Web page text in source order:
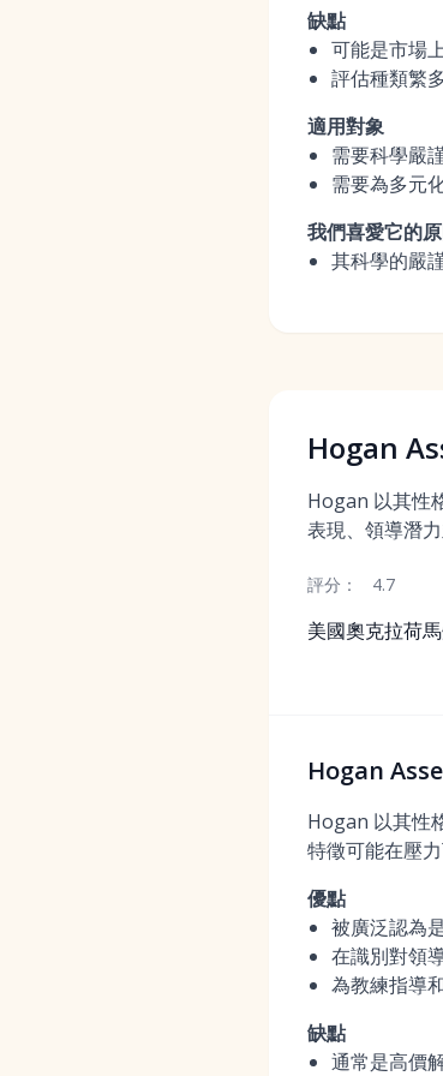
缺點
可能是市場
評估種類繁
適用對象
需要科學嚴
需要為多元
我們喜愛它的
其科學的嚴
Hogan
Hogan 以其性
表現、領導潛
評分： 4.7
美國奧克拉荷
Hogan
Hogan 以其性
特徵可能在壓
優點
被廣泛認為
在識別對領
為教練指導
缺點
通常是高價